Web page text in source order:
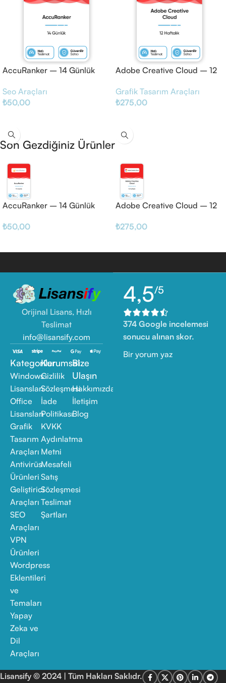
AccuRanker – 14 Günlük
Seo Araçları
₺50,00
Adobe Creative Cloud – 12
Grafik Tasarım Araçları
₺275,00
Son Gezdiğiniz Ürünler
AccuRanker – 14 Günlük
₺50,00
Adobe Creative Cloud – 12
₺275,00
Orijinal Lisans, Hızlı
Teslimat
info@lisansify.com
Kategoriler
Windows
Lisansları
Office
Lisansları
Grafik
Tasarım
Araçları
Antivirüs
Ürünleri
Geliştirici
Araçları
SEO
Araçları
VPN
Ürünleri
Wordpress
Eklentileri
ve
Temaları
Yapay
Zeka ve
Dil
Araçları
Kurumsal
Gizlilik
Sözleşmesi
İade
Politikası
KVKK
Aydınlatma
Metni
Mesafeli
Satış
Sözleşmesi
Teslimat
Şartları
Bize
Ulaşın
Hakkımızda
İletişim
Blog
4,5/5
374 Google incelemesi
sonucu alınan skor.
Bir yorum yaz
Lisansify © 2024 | Tüm Hakları Saklıdr.